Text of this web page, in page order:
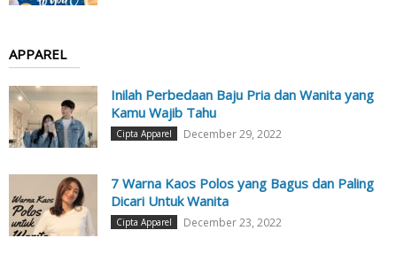
APPAREL
Inilah Perbedaan Baju Pria dan Wanita yang
Kamu Wajib Tahu
Cipta Apparel December 29, 2022
7 Warna Kaos Polos yang Bagus dan Paling
Dicari Untuk Wanita
Cipta Apparel December 23, 2022